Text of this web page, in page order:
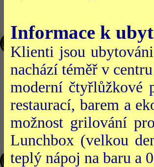
Informace k
Klienti jsou
nachází téměř v
moderní čtyřlůžkové
restaurací, barem a
možnost grilování
Lunchbox (velkou
teplý nápoj na baru a